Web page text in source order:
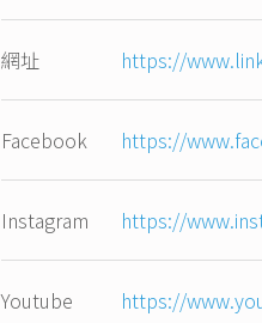
網址 https://
Facebook https://
Instagram https://
Youtube https://